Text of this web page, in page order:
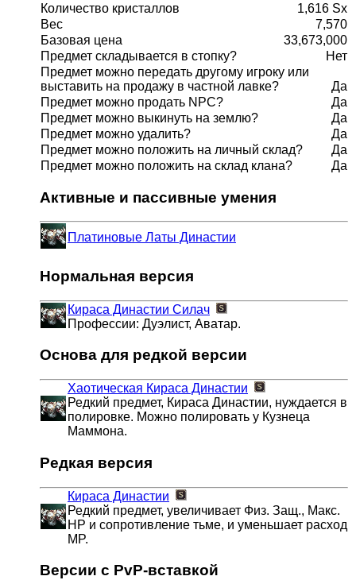
Количество кристаллов
1,616 Sx
Вес
7,570
Базовая цена
33,673,000
Предмет складывается в стопку?
Нет
Предмет можно передать другому игроку или
выставить на продажу в частной лавке?
Да
Предмет можно продать NPC?
Да
Предмет можно выкинуть на землю?
Да
Предмет можно удалить?
Да
Предмет можно положить на личный склад?
Да
Предмет можно положить на склад клана?
Да
Активные и пассивные умения
Платиновые Латы Династии
Нормальная версия
Кираса Династии Силач
Профессии: Дуэлист, Аватар.
Основа для редкой версии
Хаотическая Кираса Династии
Редкий предмет, Кираса Династии, нуждается в
полировке. Можно полировать у Кузнеца
Маммона.
Редкая версия
Кираса Династии
Редкий предмет, увеличивает Физ. Защ., Макс.
HP и сопротивление тьме, и уменьшает расход
MP.
Версии с PvP-вставкой